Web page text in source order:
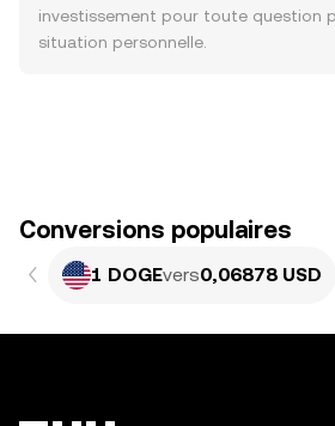
investissement pour toute question
situation personnelle.
Conversions populaires
1 DOGEvers0,06878 USD